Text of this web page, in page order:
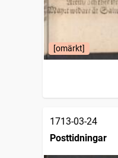
[omärkt]
1713-03-24
Posttidningar